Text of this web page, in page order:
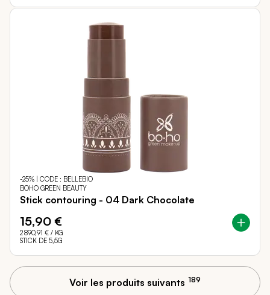
-25% | CODE : BELLEBIO
BOHO GREEN BEAUTY
Stick contouring - 04 Dark Chocolate
15,90 €
2 890,91 € / KG
STICK DE 5,5G
Voir les produits suivants 189